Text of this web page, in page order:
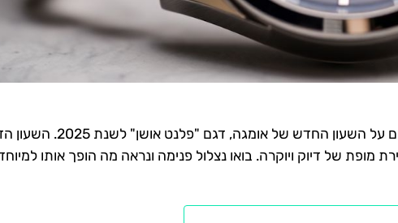
ברוכים הבאים למאמר שיספר לכם על השעון החדש של אומגה, דגם "פלנט אושן"
מופת של דיוק ויוקרה. בואו נצלול פנימה ונראה מה הופך אותו